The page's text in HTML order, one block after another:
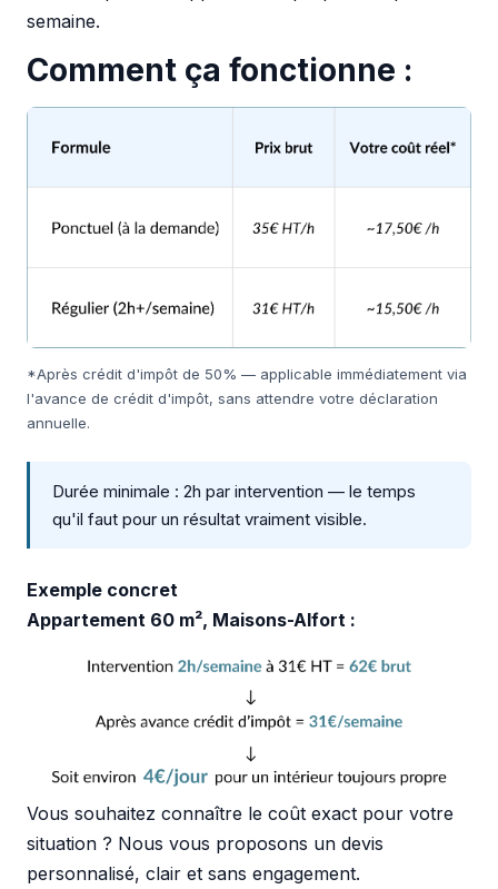
semaine.
Comment ça fonctionne :
*Après crédit d'impôt de 50% — applicable immédiatement via
l'avance de crédit d'impôt, sans attendre votre déclaration
annuelle.
Durée minimale : 2h par intervention — le temps
qu'il faut pour un résultat vraiment visible.
Exemple concret
Appartement 60 m², Maisons-Alfort :
Vous souhaitez connaître le coût exact pour votre
situation ? Nous vous proposons un devis
personnalisé, clair et sans engagement.